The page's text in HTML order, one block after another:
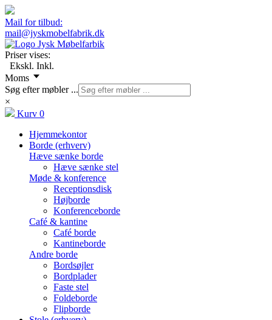
Mail for tilbud:
mail@jyskmobelfabrik.dk
Priser vises:
Ekskl. Inkl.
Moms
Søg efter møbler ...
×
Kurv 0
Hjemmekontor
Borde (erhverv)
Hæve sænke borde
Hæve sænke stel
Møde & konference
Receptionsdisk
Højborde
Konferenceborde
Café & kantine
Café borde
Kantineborde
Andre borde
Bordsøjler
Bordplader
Faste stel
Foldeborde
Flipborde